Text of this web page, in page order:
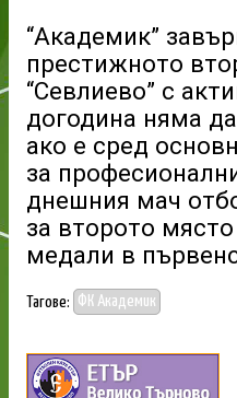
“Академик”
престижното
“Севлиево” с
догодина няма
ако е сред
за
днешния мач
за второто
медали в
Тагове: ФК Академик